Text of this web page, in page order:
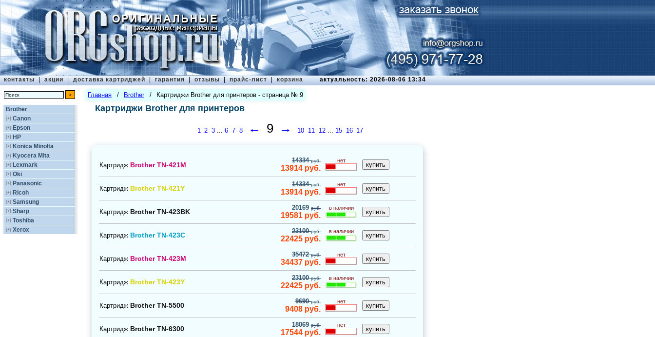
контакты | акции | доставка картриджей | гарантия | отзывы | прайс-лист | корзина актуальность: 2026-08-06 13:34
Brother
[+] Canon
[+] Epson
[+] HP
[+] Konica Minolta
[+] Kyocera Mita
[+] Lexmark
[+] Oki
[+] Panasonic
[+] Ricoh
[+] Samsung
[+] Sharp
[+] Toshiba
[+] Xerox
Главная / Brother / Картриджи Brother для принтеров - страница № 9
Картриджи Brother для принтеров
1 2 3 ... 6 7 8 ← 9 → 10 11 12 ... 15 16 17
Картридж Brother TN-421M
14334руб.
13914 руб.
нет
Картридж Brother TN-421Y
14334руб.
13914 руб.
нет
Картридж Brother TN-423BK
20169руб.
19581 руб.
в наличии
Картридж Brother TN-423C
23100руб.
22425 руб.
в наличии
Картридж Brother TN-423M
35472руб.
34437 руб.
нет
Картридж Brother TN-423Y
23100руб.
22425 руб.
в наличии
Картридж Brother TN-5500
9690руб.
9408 руб.
нет
Картридж Brother TN-6300
18069руб.
17544 руб.
нет